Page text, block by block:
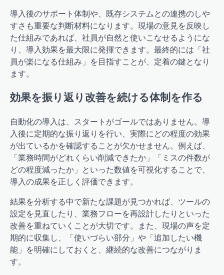
導入後のサポート体制や、既存システムとの連携のしや
すさも重要な判断材料になります。現場の意見を反映し
た仕組みであれば、社員が自然と使いこなせるようにな
り、導入効果を最大限に発揮できます。最終的には「社
員が楽になる仕組み」を目指すことが、定着の鍵となり
ます。
効果を振り返り改善を続ける体制を作る
自動化の導入は、スタートがゴールではありません。導
入後に定期的な振り返りを行い、実際にどの程度の効果
が出ているかを確認することが欠かせません。例えば、
「業務時間がどれくらい削減できたか」「ミスの件数が
どの程度減ったか」といった数値を可視化することで、
導入の成果を正しく評価できます。
結果を分析する中で新たな課題が見つかれば、ツールの
設定を見直したり、業務フローを再設計したりといった
改善を重ねていくことが大切です。また、現場の声を定
期的に収集し、「使いづらい部分」や「追加したい機
能」を明確にしておくと、継続的な改善につながりま
す。